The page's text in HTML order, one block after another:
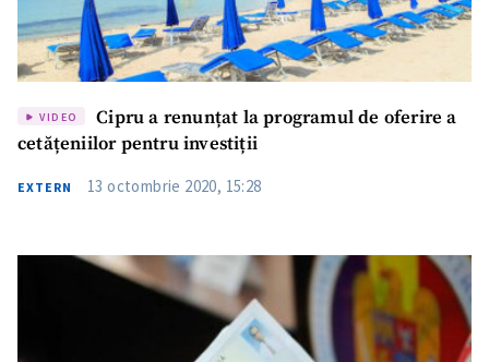
VIDEO
Cipru a renunțat la programul de oferire a
cetățeniilor pentru investiții
EXTERN 13 octombrie 2020, 15:28